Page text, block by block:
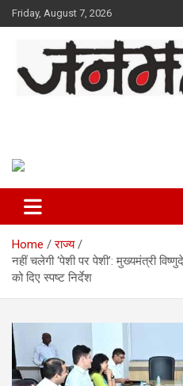
Skip
to
Friday, August 7, 2026
Home
राज्य
नहीं चलेगी ‘पेशी पर पेशी’: मुख्यमंत्री
को दिए स्पष्ट निर्देश